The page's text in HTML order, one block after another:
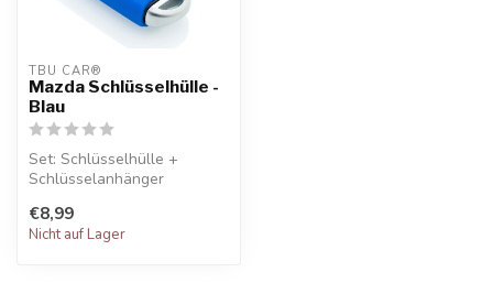
TBU CAR®
Mazda Schlüsselhülle -
Blau
Set: Schlüsselhülle +
Schlüsselanhänger
€8,99
Nicht auf Lager